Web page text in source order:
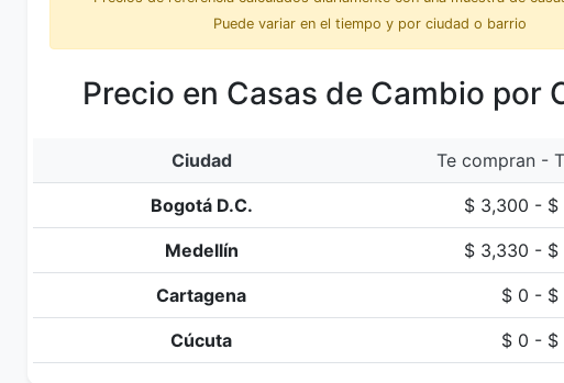
Puede variar en el tiempo y por ciudad o barrio
Precio en Casas de Cambio por
Ciudad Te compran -
Bogotá D.C. $ 3,300 - $
Medellín $ 3,330 - $
Cartagena $ 0 - $
Cúcuta $ 0 - $